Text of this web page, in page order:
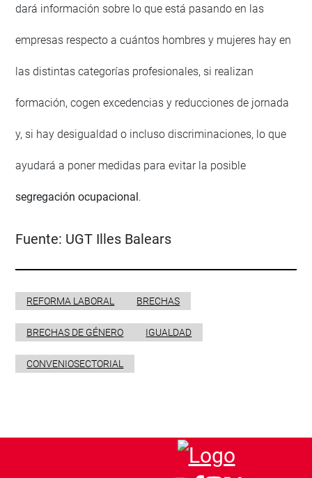
dará información sobre lo que está pasando en las
empresas respecto a cuántos hombres y mujeres hay en
las distintas categorías profesionales, si realizan
formación, cogen excedencias y reducciones de jornada
y, si hay desigualdad o incluso discriminaciones, lo que
ayudará a poner medidas para evitar la posible
segregación ocupacional.
Fuente: UGT Illes Balears
REFORMA LABORAL BRECHAS
BRECHAS DE GÉNERO IGUALDAD
CONVENIOSECTORIAL